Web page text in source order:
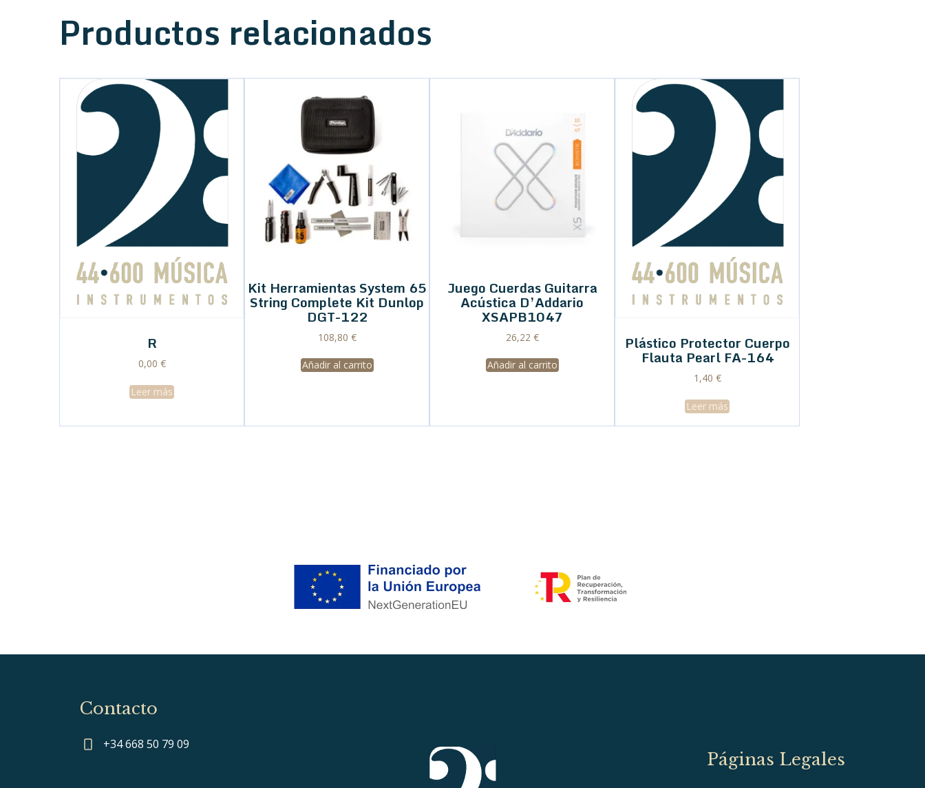
Productos relacionados
R
0,00 €
Leer más
Kit Herramientas System 65
String Complete Kit Dunlop
DGT-122
108,80 €
Añadir al carrito
Juego Cuerdas Guitarra
Acústica D’Addario
XSAPB1047
26,22 €
Añadir al carrito
Plástico Protector Cuerpo
Flauta Pearl FA-164
1,40 €
Leer más
Contacto
+34 668 50 79 09
Páginas Legales